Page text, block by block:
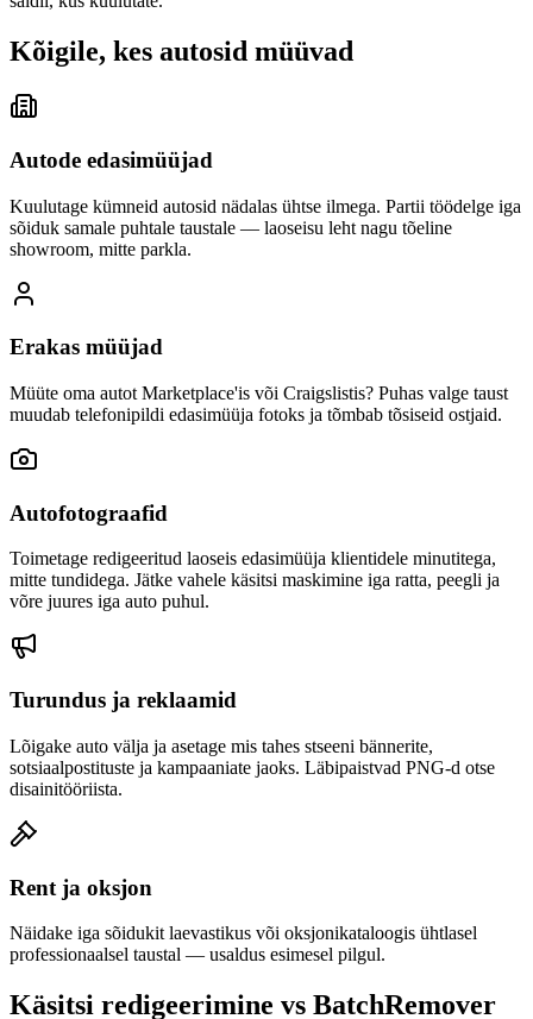
Kõigile, kes autosid müüvad
Autode edasimüüjad
Kuulutage kümneid autosid nädalas ühtse ilmega. Partii töödelge iga
sõiduk samale puhtale taustale — laoseisu leht nagu tõeline
showroom, mitte parkla.
Erakas müüjad
Müüte oma autot Marketplace'is või Craigslistis? Puhas valge taust
muudab telefonipildi edasimüüja fotoks ja tõmbab tõsiseid ostjaid.
Autofotograafid
Toimetage redigeeritud laoseis edasimüüja klientidele minutitega,
mitte tundidega. Jätke vahele käsitsi maskimine iga ratta, peegli ja
võre juures iga auto puhul.
Turundus ja reklaamid
Lõigake auto välja ja asetage mis tahes stseeni bännerite,
sotsiaalpostituste ja kampaaniate jaoks. Läbipaistvad PNG-d otse
disainitööriista.
Rent ja oksjon
Näidake iga sõidukit laevastikus või oksjonikataloogis ühtlasel
professionaalsel taustal — usaldus esimesel pilgul.
Käsitsi redigeerimine vs BatchRemover